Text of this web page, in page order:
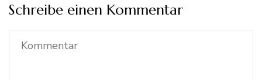
Schreibe einen Kommentar